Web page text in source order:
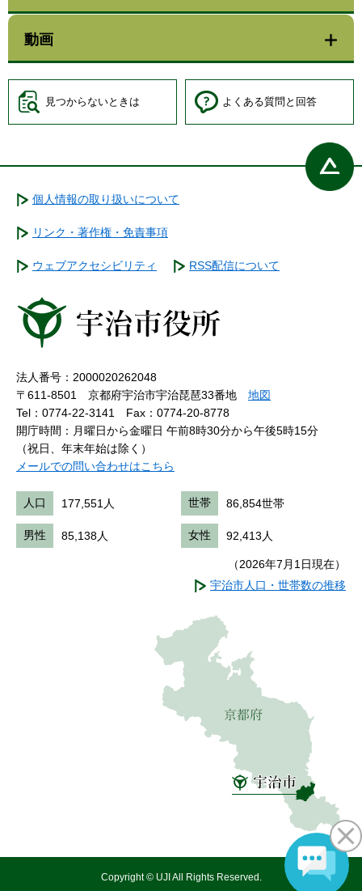
動画
見つからないときは よくある質問と回答
個人情報の取り扱いについて
リンク・著作権・免責事項
ウェブアクセシビリティ RSS配信について
法人番号：2000020262048
〒611-8501 京都府宇治市宇治琵琶33番地 地図
Tel：0774-22-3141
Fax：0774-20-8778
開庁時間：月曜日から金曜日 午前8時30分から午後5時15分
（祝日、年末年始は除く）
メールでの問い合わせはこちら
人口 177,551人 世帯 86,854世帯
男性 85,138人 女性 92,413人
（2026年7月1日現在）
宇治市人口・世帯数の推移
Copyright © UJI All Rights Reserved.